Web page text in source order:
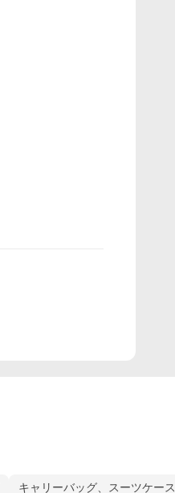
キャリーバッグ、スーツケース